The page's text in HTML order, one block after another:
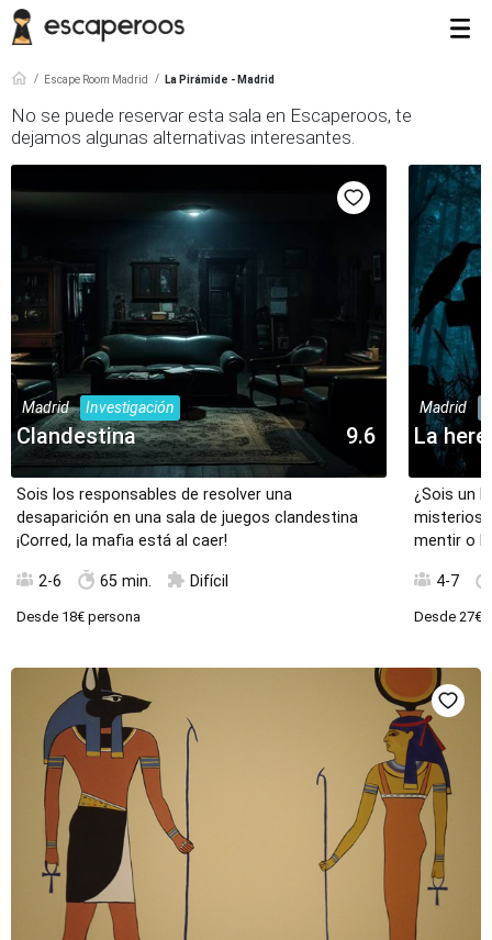
Escape Room Madrid La Pirámide - Madrid
No se puede reservar esta sala en Escaperoos, te
dejamos algunas alternativas interesantes.
Madrid Investigación
Clandestina 9.6
Sois los responsables de resolver una
desaparición en una sala de juegos clandestina
¡Corred, la mafia está al caer!
2-6 65 min. Difícil
Desde 18€ persona
Madrid
La
¿Sois un
mentir o
4-7
Desde 27€